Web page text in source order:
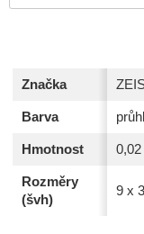
Značka
Barva
Hmotnost
Rozměry
(švh)
9 x